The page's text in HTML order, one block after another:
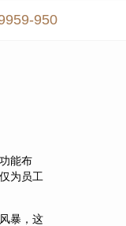
950
能布
为员工
暴，这